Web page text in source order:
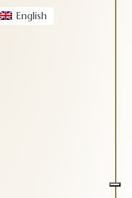
English